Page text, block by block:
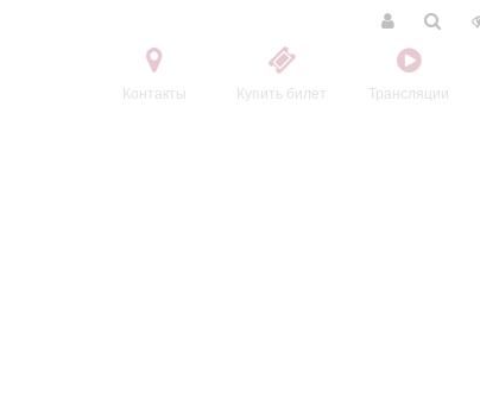
Контакты Купить билет Трансляции